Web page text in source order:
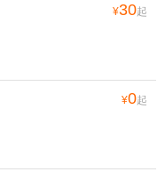
¥30起
¥0起